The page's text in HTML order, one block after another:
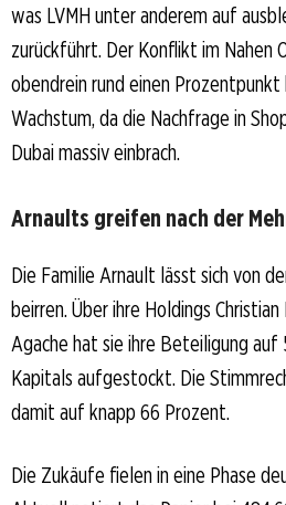
was LVMH unter anderem auf
zurückführt. Der Konflikt im Nahen
obendrein rund einen Prozentpunkt
Wachstum, da die Nachfrage in
Dubai massiv einbrach.
Arnaults greifen nach der
Die Familie Arnault lässt sich von
beirren. Über ihre Holdings Christian
Agache hat sie ihre Beteiligung auf
Kapitals aufgestockt. Die
damit auf knapp 66 Prozent.
Die Zukäufe fielen in eine Phase